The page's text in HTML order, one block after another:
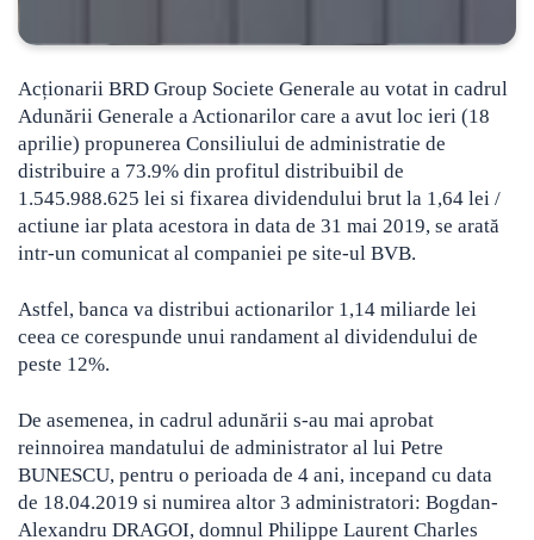
Acționarii BRD Group Societe Generale au votat in cadrul
Adunării Generale a Actionarilor care a avut loc ieri (18
aprilie) propunerea Consiliului de administratie de
distribuire a 73.9% din profitul distribuibil de
1.545.988.625 lei si fixarea dividendului brut la 1,64 lei /
actiune iar plata acestora in data de 31 mai 2019, se arată
intr-un comunicat al companiei pe site-ul BVB.
Astfel, banca va distribui actionarilor 1,14 miliarde lei
ceea ce corespunde unui randament al dividendului de
peste 12%.
De asemenea, in cadrul adunării s-au mai aprobat
reinnoirea mandatului de administrator al lui Petre
BUNESCU, pentru o perioada de 4 ani, incepand cu data
de 18.04.2019 si numirea altor 3 administratori: Bogdan-
Alexandru DRAGOI, domnul Philippe Laurent Charles